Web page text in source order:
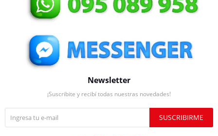
Newsletter
¡Suscribite y recibí todas nuestras novedades!
SUSCRIBIRME